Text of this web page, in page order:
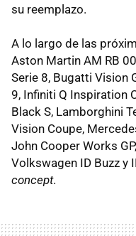
su reemplazo.
A lo largo de las
Aston Martin AM RB
Serie 8, Bugatti Vision
9, Infiniti Q Inspiration
Black S, Lamborghini
Vision Coupe,
John Cooper Works
Volkswagen ID Buzz y
concept.